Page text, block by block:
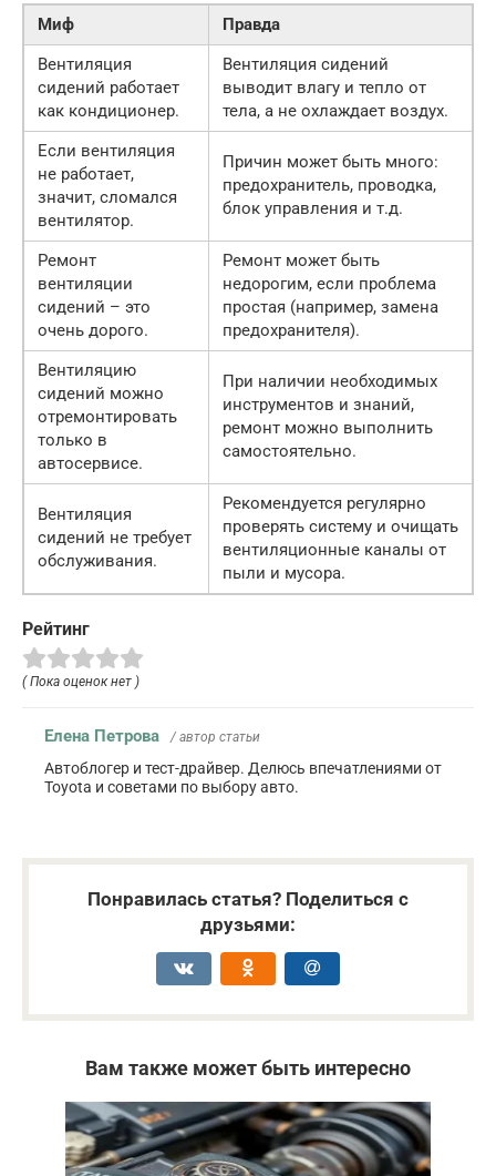
Миф
Правда
Вентиляция
сидений работает
как кондиционер.
Вентиляция сидений
выводит влагу и тепло от
тела, а не охлаждает воздух.
Если вентиляция
не работает,
значит, сломался
вентилятор.
Причин может быть много:
предохранитель, проводка,
блок управления и т.д.
Ремонт
вентиляции
сидений – это
очень дорого.
Ремонт может быть
недорогим, если проблема
простая (например, замена
предохранителя).
Вентиляцию
сидений можно
отремонтировать
только в
автосервисе.
При наличии необходимых
инструментов и знаний,
ремонт можно выполнить
самостоятельно.
Вентиляция
сидений не требует
обслуживания.
Рекомендуется регулярно
проверять систему и очищать
вентиляционные каналы от
пыли и мусора.
Рейтинг
( Пока оценок нет )
Елена Петрова / автор статьи
Автоблогер и тест-драйвер. Делюсь впечатлениями от
Toyota и советами по выбору авто.
Понравилась статья? Поделиться с
друзьями:
Вам также может быть интересно